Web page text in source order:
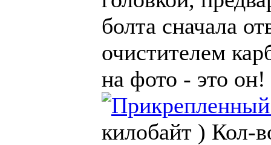
болта сначала
очистителем
на фото - это он!
килобайт ) Кол-